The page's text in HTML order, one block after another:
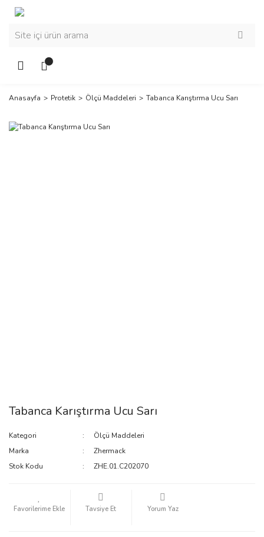
Anasayfa Protetik Ölçü Maddeleri Tabanca Karıştırma Ucu Sarı
Tabanca Karıştırma Ucu Sarı
Kategori
Ölçü Maddeleri
Marka
Zhermack
Stok Kodu
ZHE.01.C202070
Tavsiye Et Yorum Yaz